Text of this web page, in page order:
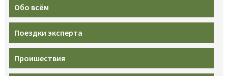
Обо всём
Поездки эксперта
Проишествия